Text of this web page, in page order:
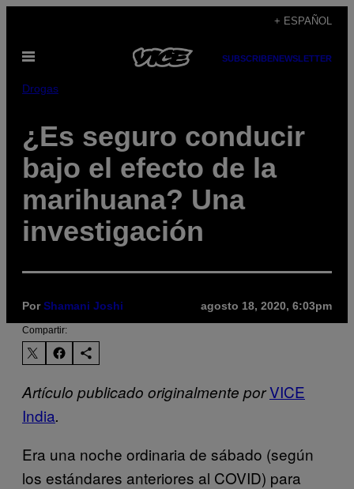
contenido
+ ESPAÑOL
Abrir
SUBSCRIBENEWSLETTER
Drogas
¿Es seguro conducir
bajo el efecto de la
marihuana? Una
investigación
PorShamani Joshi agosto 18, 2020, 6:03pm
Compartir:
Artículo publicado originalmente porVICE
India.
Era una noche ordinaria de sábado (según
los estándares anteriores al COVID) para